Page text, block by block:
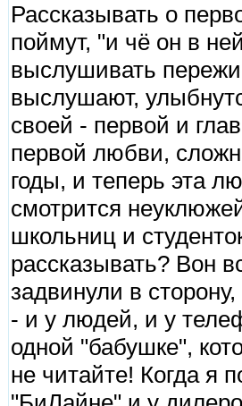
Рассказывать о
поймут, "и чё он в
выслушивать
выслушают,
своей - первой и
первой любви,
годы, и теперь эта
смотрится
школьниц и
рассказывать? Вон
задвинули в
- и у людей, и у
одной "бабушке",
не читайте! Когда я